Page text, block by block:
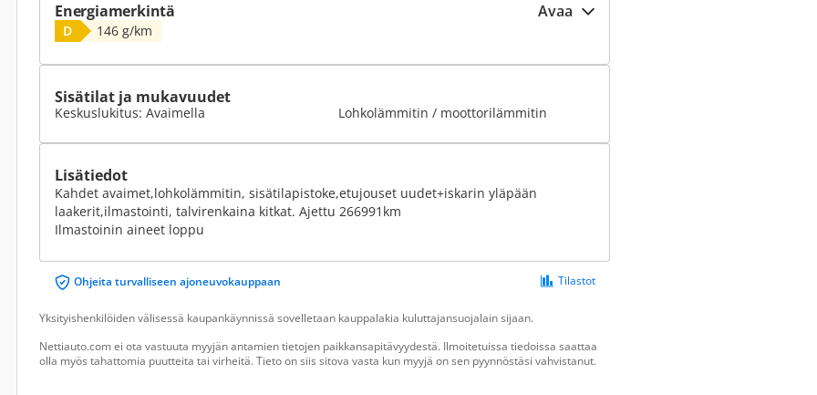
Energiamerkintä Avaa
D 146 g/km
Sisätilat ja mukavuudet
Keskuslukitus: Avaimella Lohkolämmitin / moottorilämmitin
Lisätiedot
Kahdet avaimet,lohkolämmitin, sisätilapistoke,etujouset uudet+iskarin yläpään
laakerit,ilmastointi, talvirenkaina kitkat. Ajettu 266991km
Ilmastoinin aineet loppu
Ohjeita turvalliseen ajoneuvokauppaan Tilastot
Yksityishenkilöiden välisessä kaupankäynnissä sovelletaan kauppalakia kuluttajansuojalain sijaan.
Nettiauto.com ei ota vastuuta myyjän antamien tietojen paikkansapitävyydestä. Ilmoitetuissa tiedoissa saattaa
olla myös tahattomia puutteita tai virheitä. Tieto on siis sitova vasta kun myyjä on sen pyynnöstäsi vahvistanut.